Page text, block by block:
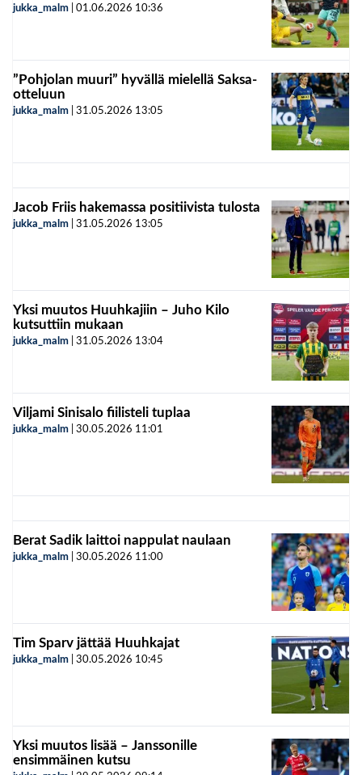
jukka_malm 01.06.2026 10:36
”Pohjolan muuri” hyvällä mielellä Saksa-
otteluun
jukka_malm 31.05.2026 13:05
Jacob Friis hakemassa positiivista tulosta
jukka_malm 31.05.2026 13:05
Yksi muutos Huuhkajiin – Juho Kilo
kutsuttiin mukaan
jukka_malm 31.05.2026 13:04
Viljami Sinisalo fiilisteli tuplaa
jukka_malm 30.05.2026 11:01
Berat Sadik laittoi nappulat naulaan
jukka_malm 30.05.2026 11:00
Tim Sparv jättää Huuhkajat
jukka_malm 30.05.2026 10:45
Yksi muutos lisää – Janssonille
ensimmäinen kutsu